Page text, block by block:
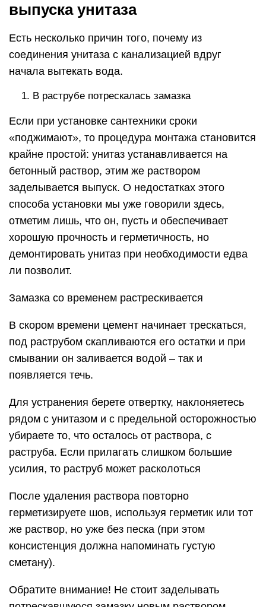
выпуска унитаза
Есть несколько причин того, почему из
соединения унитаза с канализацией вдруг
начала вытекать вода.
В раструбе потрескалась замазка
Если при установке сантехники сроки
«поджимают», то процедура монтажа становится
крайне простой: унитаз устанавливается на
бетонный раствор, этим же раствором
заделывается выпуск. О недостатках этого
способа установки мы уже говорили здесь,
отметим лишь, что он, пусть и обеспечивает
хорошую прочность и герметичность, но
демонтировать унитаз при необходимости едва
ли позволит.
Замазка со временем растрескивается
В скором времени цемент начинает трескаться,
под раструбом скапливаются его остатки и при
смывании он заливается водой – так и
появляется течь.
Для устранения берете отвертку, наклоняетесь
рядом с унитазом и с предельной осторожностью
убираете то, что осталось от раствора, с
раструба. Если прилагать слишком большие
усилия, то раструб может расколоться
После удаления раствора повторно
герметизируете шов, используя герметик или тот
же раствор, но уже без песка (при этом
консистенция должна напоминать густую
сметану).
Обратите внимание! Не стоит заделывать